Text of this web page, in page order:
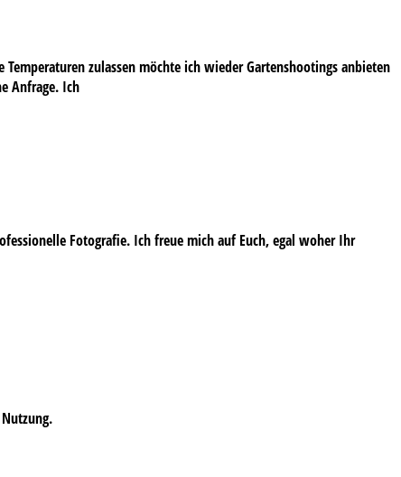
zulassen möchte ich wieder Gartenshootings anbieten
Anfrage. Ich
Fotografie. Ich freue mich auf Euch, egal woher Ihr